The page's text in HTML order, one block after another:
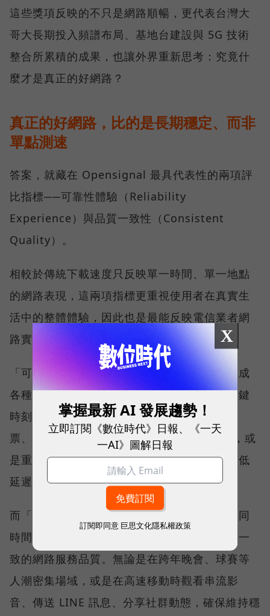
這些獎項反映的不只是網路順暢，更代表台灣大
哥大長期投入頻譜布局、基地台建設與 5G 技術
整合所累積的成果，也讓外界重新思考：究竟什
麼才是真正的好網路？
真正的好網路，比的是長期穩定、而非
單點測速
答案，就藏在 Opensignal 最具代表性的兩項評
比指標──可靠性體驗（Reliability
Experience）與品質一致性（Consistent
Quality）。
相較於傳統下載速度只反映單一時間、單一地點
的網路表現，這兩項指標更重視使用者在真實生
活中的整體體驗，因此也是最能反映電信業者網
路實力、最難取得的獎項。
「可靠性體驗」衡量的是使用者是否能順利完成
各種數位應用，因此，考驗的是網路服務在關鍵
時刻不中斷的能力。例如，搶購熱門演唱會門
票、秒殺限量商品、超商結帳掃描 QR Code，或
是重要的線上會議，都需要網路能即時回應、低
延遲且持續運作。
而「品質一致性」則是衡量電信業者可否在不同
時間、不同地點、不同網路負載下，都能維持一
致的網路服務品質。無論是在跨年晚會、球賽等
人潮密集場域，或是在高速移動時觀看串流影
音、傳送 LINE 訊息、分享社群動態，確保維持穩
X
掌握最新 AI 發展趨勢！
立即訂閱《數位時代》日報、《一天
一AI》圖解日報
訂閱即同意 巨思文化隱私權政策